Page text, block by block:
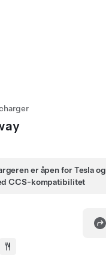
er åpen for Tesla og
CCS-kompatibilitet